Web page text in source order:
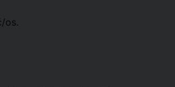
os.